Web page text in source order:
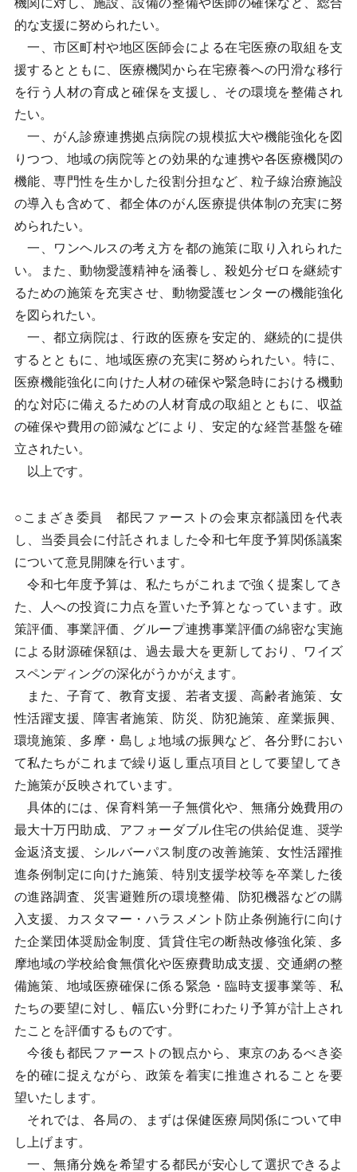
機関に対し、施設、設備の整備や医師の確保など、総合
的な支援に努められたい。
一、市区町村や地区医師会による在宅医療の取組を支
援するとともに、医療機関から在宅療養への円滑な移行
を行う人材の育成と確保を支援し、その環境を整備され
たい。
一、がん診療連携拠点病院の規模拡大や機能強化を図
りつつ、地域の病院等との効果的な連携や各医療機関の
機能、専門性を生かした役割分担など、粒子線治療施設
の導入も含めて、都全体のがん医療提供体制の充実に努
められたい。
一、ワンヘルスの考え方を都の施策に取り入れられた
い。また、動物愛護精神を涵養し、殺処分ゼロを継続す
るための施策を充実させ、動物愛護センターの機能強化
を図られたい。
一、都立病院は、行政的医療を安定的、継続的に提供
するとともに、地域医療の充実に努められたい。特に、
医療機能強化に向けた人材の確保や緊急時における機動
的な対応に備えるための人材育成の取組とともに、収益
の確保や費用の節減などにより、安定的な経営基盤を確
立されたい。
以上です。
○こまざき委員 都民ファーストの会東京都議団を代表
し、当委員会に付託されました令和七年度予算関係議案
について意見開陳を行います。
令和七年度予算は、私たちがこれまで強く提案してき
た、人への投資に力点を置いた予算となっています。政
策評価、事業評価、グループ連携事業評価の綿密な実施
による財源確保額は、過去最大を更新しており、ワイズ
スペンディングの深化がうかがえます。
また、子育て、教育支援、若者支援、高齢者施策、女
性活躍支援、障害者施策、防災、防犯施策、産業振興、
環境施策、多摩・島しょ地域の振興など、各分野におい
て私たちがこれまで繰り返し重点項目として要望してき
た施策が反映されています。
具体的には、保育料第一子無償化や、無痛分娩費用の
最大十万円助成、アフォーダブル住宅の供給促進、奨学
金返済支援、シルバーパス制度の改善施策、女性活躍推
進条例制定に向けた施策、特別支援学校等を卒業した後
の進路調査、災害避難所の環境整備、防犯機器などの購
入支援、カスタマー・ハラスメント防止条例施行に向け
た企業団体奨励金制度、賃貸住宅の断熱改修強化策、多
摩地域の学校給食無償化や医療費助成支援、交通網の整
備施策、地域医療確保に係る緊急・臨時支援事業等、私
たちの要望に対し、幅広い分野にわたり予算が計上され
たことを評価するものです。
今後も都民ファーストの観点から、東京のあるべき姿
を的確に捉えながら、政策を着実に推進されることを要
望いたします。
それでは、各局の、まずは保健医療局関係について申
し上げます。
一、無痛分娩を希望する都民が安心して選択できるよ